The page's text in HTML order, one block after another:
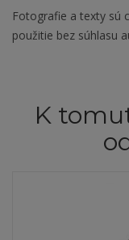
Fotografie a texty sú
použitie bez súhlasu
K